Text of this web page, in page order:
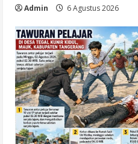
Admin 6 Agustus 2026